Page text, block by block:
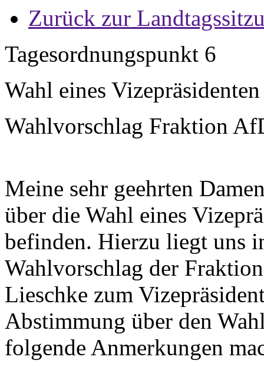
Zurück zur
Tagesordnungspunkt 6
Wahl eines
Wahlvorschlag Fraktion
Meine sehr geehrten
über die Wahl eines
befinden. Hierzu liegt uns
Wahlvorschlag der
Lieschke zum
Abstimmung über den
folgende Anmerkungen